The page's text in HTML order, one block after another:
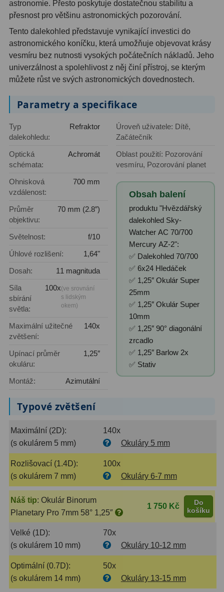
Filtry Clip
Filtry CCD Hα, OIII7
Filtrová kola a rámy 16
Rovnače a reduktory13
ADC, Tilting
Rotátory
Komponenty
Okulárové výtahy
Sekundární zrcadla
Adaptéry k okulárovým
výtahům
Pozorovací dalekohledy 50
Turistické
Dárkové1
Binokulární dalekohledy
Astronomické44
Lovecké a turistické114
Univerzální
Dětské
astronomie. Přesto poskytuje dostatečnou stabilitu a
přesnost pro většinu astronomických pozorování.
Tento dalekohled představuje vynikající investici do
astronomického koníčku, která umožňuje objevovat krásy
vesmíru bez nutnosti vysokých počátečních nákladů. Jeho
univerzálnost a spolehlivost z něj činí přístroj, se kterým
můžete růst ve svých astronomických dovednostech.
Parametry a specifikace
Typ
dalekohledu:
Refraktor
Optická
schémata:
Achromát
Ohnisková
vzdálenost:
700 mm
Průměr
objektivu:
70 mm (2.8″)
Světelnost:
f/10
Úhlové rozlišení:
1,64"
Dosah:
11 magnituda
Síla
sbírání
světla:
100x(ve srovnání
s lidským
okem)
Maximální užitečné
zvětšení:
140x
Upínací průměr
okuláru:
1,25″
Montáž: Azimutální
Úroveň uživatele: Dítě,
Začátečník
Oblast použití: Pozorování
vesmíru, Pozorování planet
Obsah balení
produktu "Hvězdářský
dalekohled Sky-
Watcher AC 70/700
Mercury AZ-2":
✅ Dalekohled 70/700
✅ 6x24 Hledáček
✅ 1,25″ Okulár Super
25mm
✅ 1,25″ Okulár Super
10mm
✅ 1,25″ 90° diagonální
zrcadlo
✅ 1,25″ Barlow 2x
✅ Stativ
Typové zvětšení
Maximální (2D):
140x
(s okulárem 5 mm)
Okuláry 5 mm
Rozlišovací (1.4D):
100x
(s okulárem 7 mm)
Okuláry 6-7 mm
Náš tip: Okulár Binorum
Planetary Pro 7mm 58° 1,25″
1 750 Kč
Do
košíku
Velké (1D):
70x
(s okulárem 10 mm)
Okuláry 10-12 mm
Optimální (0.7D):
50x
(s okulárem 14 mm)
Okuláry 13-15 mm